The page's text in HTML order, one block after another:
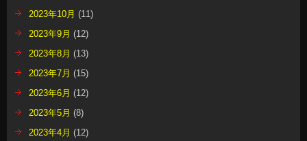
2023年10月 (11)
2023年9月 (12)
2023年8月 (13)
2023年7月 (15)
2023年6月 (12)
2023年5月 (8)
2023年4月 (12)